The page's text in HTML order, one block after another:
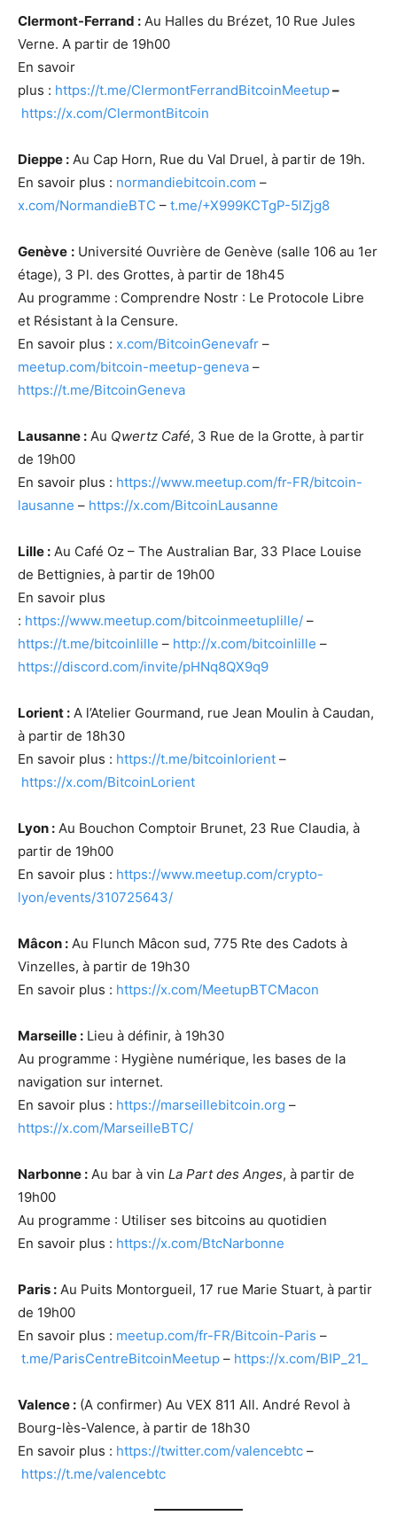
Clermont-Ferrand : Au Halles du Brézet, 10 Rue Jules
Verne. A partir de 19h00
En savoir
plus : https://t.me/ClermontFerrandBitcoinMeetup–
https://x.com/ClermontBitcoin
Dieppe : Au Cap Horn, Rue du Val Druel, à partir de 19h.
En savoir plus : normandiebitcoin.com –
x.com/NormandieBTC – t.me/+X999KCTgP-5lZjg8
Genève : Université Ouvrière de Genève (salle 106 au 1er
étage), 3 Pl. des Grottes, à partir de 18h45
Au programme : Comprendre Nostr : Le Protocole Libre
et Résistant à la Censure.
En savoir plus : x.com/BitcoinGenevafr –
meetup.com/bitcoin-meetup-geneva –
https://t.me/BitcoinGeneva
Lausanne : Au Qwertz Café, 3 Rue de la Grotte, à partir
de 19h00
En savoir plus : https://www.meetup.com/fr-FR/bitcoin-
lausanne – https://x.com/BitcoinLausanne
Lille : Au Café Oz – The Australian Bar, 33 Place Louise
de Bettignies, à partir de 19h00
En savoir plus
: https://www.meetup.com/bitcoinmeetuplille/ –
https://t.me/bitcoinlille – http://x.com/bitcoinlille –
https://discord.com/invite/pHNq8QX9q9
Lorient : A l’Atelier Gourmand, rue Jean Moulin à Caudan,
à partir de 18h30
En savoir plus : https://t.me/bitcoinlorient –
https://x.com/BitcoinLorient
Lyon : Au Bouchon Comptoir Brunet, 23 Rue Claudia, à
partir de 19h00
En savoir plus : https://www.meetup.com/crypto-
lyon/events/310725643/
Mâcon : Au Flunch Mâcon sud, 775 Rte des Cadots à
Vinzelles, à partir de 19h30
En savoir plus : https://x.com/MeetupBTCMacon
Marseille : Lieu à définir, à 19h30
Au programme : Hygiène numérique, les bases de la
navigation sur internet.
En savoir plus : https://marseillebitcoin.org –
https://x.com/MarseilleBTC/
Narbonne : Au bar à vin La Part des Anges, à partir de
19h00
Au programme : Utiliser ses bitcoins au quotidien
En savoir plus : https://x.com/BtcNarbonne
Paris : Au Puits Montorgueil, 17 rue Marie Stuart, à partir
de 19h00
En savoir plus : meetup.com/fr-FR/Bitcoin-Paris –
t.me/ParisCentreBitcoinMeetup – https://x.com/BIP_21_
Valence : (A confirmer) Au VEX 811 All. André Revol à
Bourg-lès-Valence, à partir de 18h30
En savoir plus : https://twitter.com/valencebtc –
https://t.me/valencebtc